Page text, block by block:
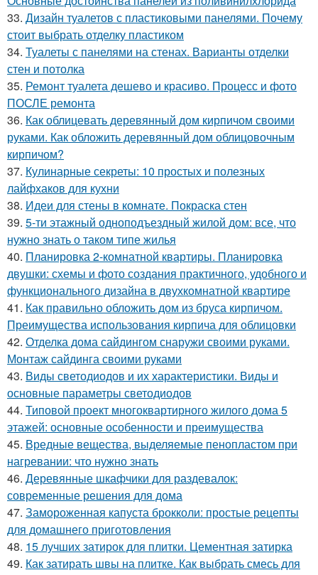
33. Дизайн туалетов с пластиковыми панелями. Почему
стоит выбрать отделку пластиком
34. Туалеты с панелями на стенах. Варианты отделки
стен и потолка
35. Ремонт туалета дешево и красиво. Процесс и фото
ПОСЛЕ ремонта
36. Как облицевать деревянный дом кирпичом своими
руками. Как обложить деревянный дом облицовочным
кирпичом?
37. Кулинарные секреты: 10 простых и полезных
лайфхаков для кухни
38. Идеи для стены в комнате. Покраска стен
39. 5-ти этажный одноподъездный жилой дом: все, что
нужно знать о таком типе жилья
40. Планировка 2-комнатной квартиры. Планировка
двушки: схемы и фото создания практичного, удобного и
функционального дизайна в двухкомнатной квартире
41. Как правильно обложить дом из бруса кирпичом.
Преимущества использования кирпича для облицовки
42. Отделка дома сайдингом снаружи своими руками.
Монтаж сайдинга своими руками
43. Виды светодиодов и их характеристики. Виды и
основные параметры светодиодов
44. Типовой проект многоквартирного жилого дома 5
этажей: основные особенности и преимущества
45. Вредные вещества, выделяемые пенопластом при
нагревании: что нужно знать
46. Деревянные шкафчики для раздевалок:
современные решения для дома
47. Замороженная капуста брокколи: простые рецепты
для домашнего приготовления
48. 15 лучших затирок для плитки. Цементная затирка
49. Как затирать швы на плитке. Как выбрать смесь для